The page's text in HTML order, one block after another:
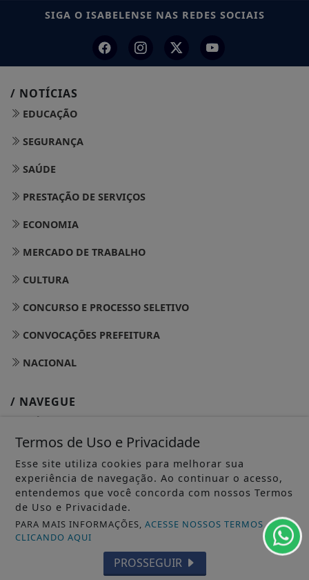
SIGA O ISABELENSE NAS REDES SOCIAIS
/ NOTÍCIAS
EDUCAÇÃO
SEGURANÇA
SAÚDE
PRESTAÇÃO DE SERVIÇOS
ECONOMIA
MERCADO DE TRABALHO
CULTURA
CONCURSO E PROCESSO SELETIVO
CONVOCAÇÕES PREFEITURA
NACIONAL
/ NAVEGUE
SOBRE
PAINEL DO LEITOR
TERMOS DE USO E PRIVACIDADE
FAQ
Termos de Uso e Privacidade
Esse site utiliza cookies para melhorar sua
experiência de navegação. Ao continuar o acesso,
entendemos que você concorda com nossos Termos
de Uso e Privacidade.
PARA MAIS INFORMAÇÕES,ACESSE NOSSOS TERMOS
CLICANDO AQUI
PROSSEGUIR